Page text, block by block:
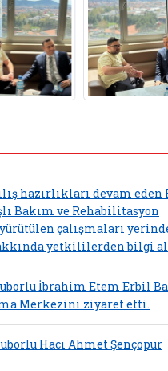
hazırlıkları devam eden
Bakım ve Rehabilitasyon
çalışmaları
yetkililerden bilgi
İbrahim Etem Erbil
Merkezini ziyaret etti.
Hacı Ahmet Şençopur